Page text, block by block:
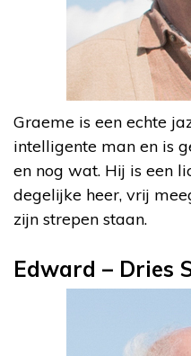
Graeme is een echte
intelligente man en is
en nog wat. Hij is een
degelijke heer, vrij
zijn strepen staan.
Edward – Dries